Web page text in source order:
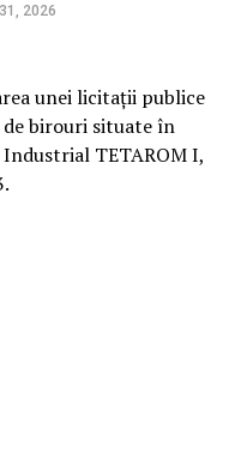
2026
unei licitații publice
birouri situate în
TETAROM I,